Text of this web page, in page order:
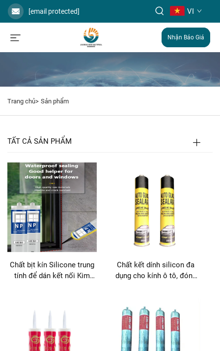
[email protected] VI
Nhận Báo Giá
Trang chủ> Sản phẩm
TẤT CẢ SẢN PHẨM
Chất bịt kín Silicone trung
tính để dán kết nối Kim
Chất kết dính silicon đa
dụng cho kính ô tô, đóng